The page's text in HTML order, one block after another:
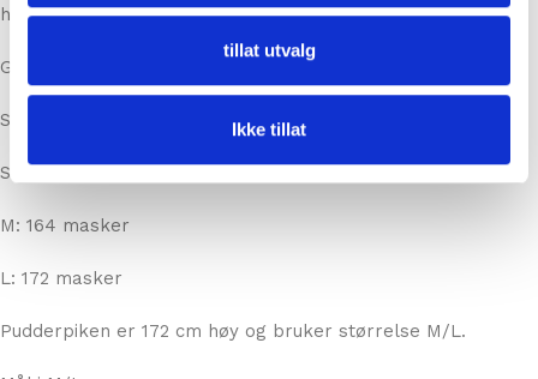
tillat utvalg
Ikke tillat
herlig strikkeopplevelse.
Genseren strikkes nedenfra og opp.
Størrelser:
S: 156 masker
M: 164 masker
L: 172 masker